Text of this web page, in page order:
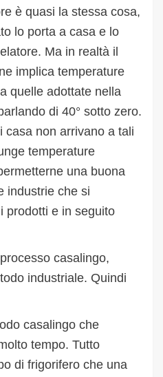
è quasi la stessa cosa,
lo porta a casa e lo
Ma in realtà il
implica temperature
quelle adottate nella
di 40° sotto zero.
casa non arrivano a tali
temperature
una buona
industrie che si
prodotti e in seguito
casalingo,
industriale. Quindi
casalingo che
tempo. Tutto
di frigorifero che una